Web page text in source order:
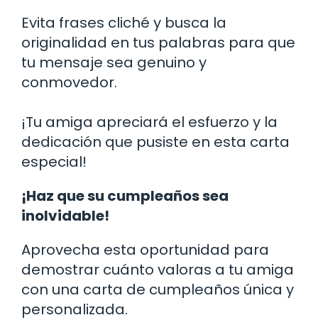
Evita frases cliché y busca la
originalidad en tus palabras para que
tu mensaje sea genuino y
conmovedor.
¡Tu amiga apreciará el esfuerzo y la
dedicación que pusiste en esta carta
especial!
¡Haz que su cumpleaños sea
inolvidable!
Aprovecha esta oportunidad para
demostrar cuánto valoras a tu amiga
con una carta de cumpleaños única y
personalizada.